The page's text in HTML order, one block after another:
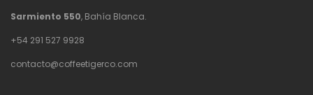
Sarmiento 550, Bahía Blanca.
+54 291 527 9928
contacto@coffeetigerco.com